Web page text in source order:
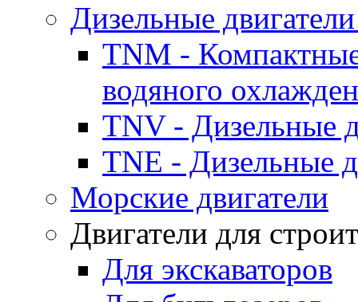
Дизельные
TNM -
водяного
TNV - Дизельные
TNE - Дизельные
Морские двигатели
Двигатели для
Для экскаваторов